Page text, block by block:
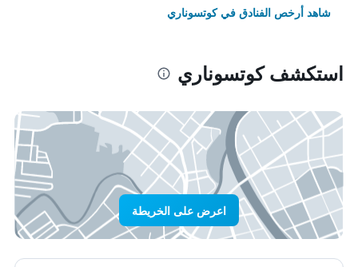
شاهد أرخص الفنادق في كوتسوناري
استكشف كوتسوناري
اعرض على الخريطة